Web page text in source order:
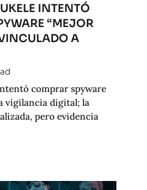
INTENTÓ
“MEJOR
A
comprar spyware
vigilancia digital; la
pero evidencia